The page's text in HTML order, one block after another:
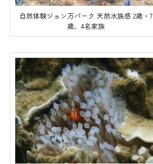
自然体験ジョン万パーク 天然水族感 2歳・7
歳、4名家族